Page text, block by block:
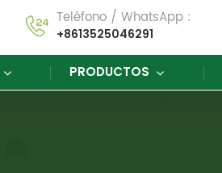
Teléfono / WhatsApp :
+8613525046291
PRODUCTOS